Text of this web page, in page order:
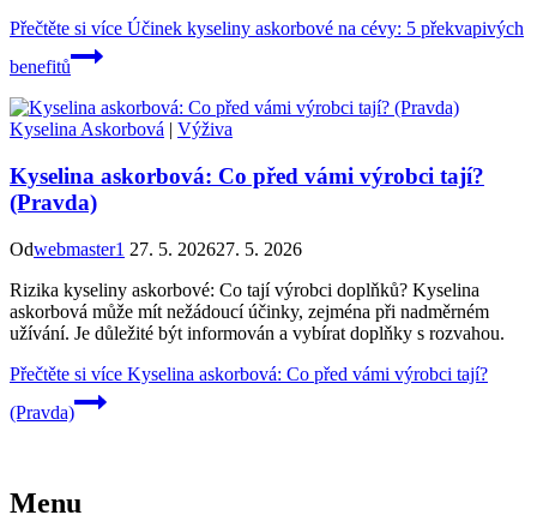
Přečtěte si více Účinek kyseliny askorbové na cévy: 5 překvapivých
benefitů
Kyselina Askorbová | Výživa
Kyselina askorbová: Co před vámi výrobci tají?
(Pravda)
Odwebmaster1 27. 5. 202627. 5. 2026
Rizika kyseliny askorbové: Co tají výrobci doplňků? Kyselina
askorbová může mít nežádoucí účinky, zejména při nadměrném
užívání. Je důležité být informován a vybírat doplňky s rozvahou.
Přečtěte si více Kyselina askorbová: Co před vámi výrobci tají?
(Pravda)
Menu